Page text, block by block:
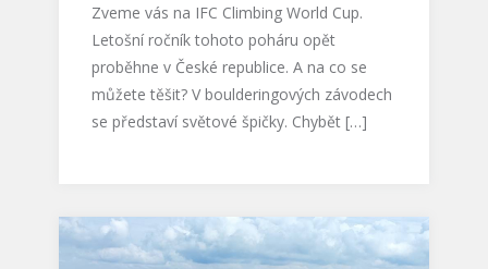
Zveme vás na IFC Climbing World Cup.
Letošní ročník tohoto poháru opět
proběhne v České republice. A na co se
můžete těšit? V boulderingových závodech
se představí světové špičky. Chybět […]